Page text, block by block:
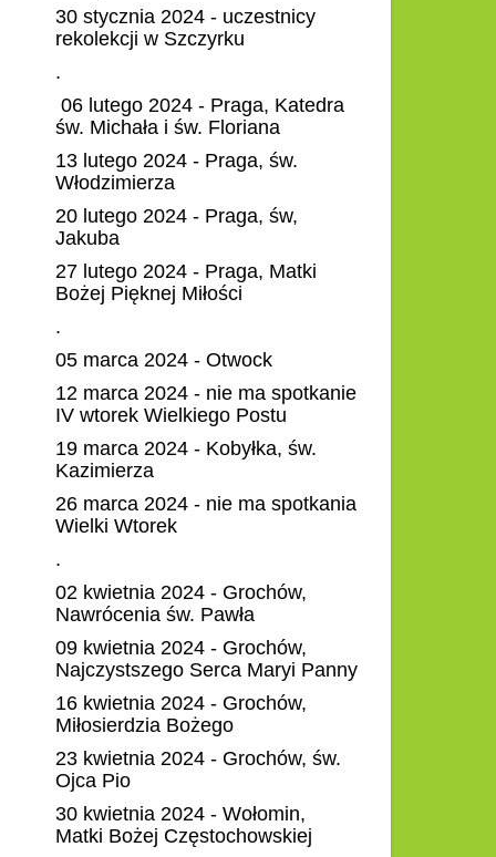
30 stycznia 2024 - uczestnicy
rekolekcji w Szczyrku
.
06 lutego 2024 - Praga, Katedra
św. Michała i św. Floriana
13 lutego 2024 - Praga, św.
Włodzimierza
20 lutego 2024 - Praga, św,
Jakuba
27 lutego 2024 - Praga, Matki
Bożej Pięknej Miłości
.
05 marca 2024 - Otwock
12 marca 2024 - nie ma spotkanie
IV wtorek Wielkiego Postu
19 marca 2024 - Kobyłka, św.
Kazimierza
26 marca 2024 - nie ma spotkania
Wielki Wtorek
.
02 kwietnia 2024 - Grochów,
Nawrócenia św. Pawła
09 kwietnia 2024 - Grochów,
Najczystszego Serca Maryi Panny
16 kwietnia 2024 - Grochów,
Miłosierdzia Bożego
23 kwietnia 2024 - Grochów, św.
Ojca Pio
30 kwietnia 2024 - Wołomin,
Matki Bożej Częstochowskiej